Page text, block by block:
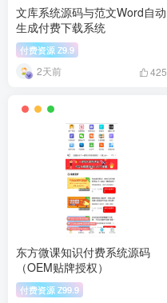
文库系统源码与范文Word自动
生成付费下载系统
付费资源 Z9.9
2天前 425
东方微课知识付费系统源码
（OEM贴牌授权）
付费资源 Z99.9